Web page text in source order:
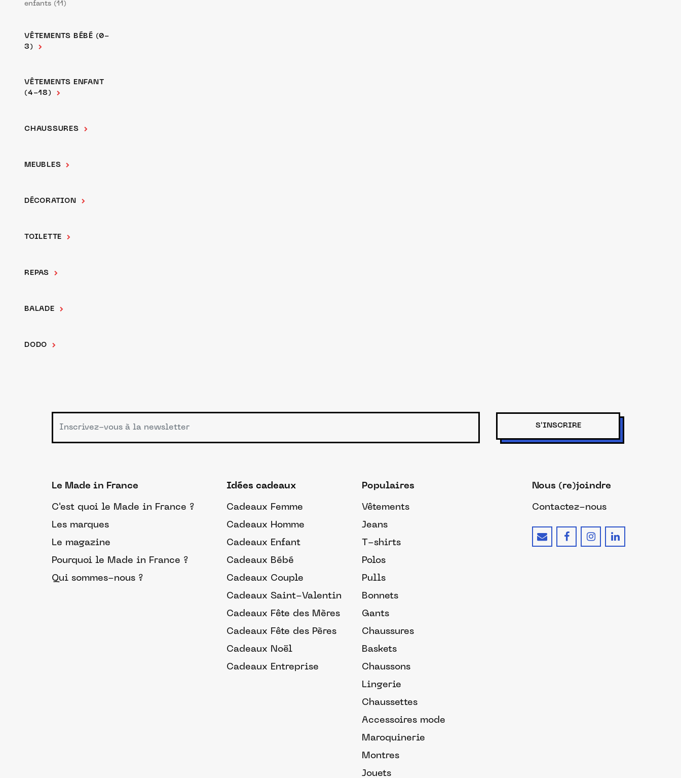
VÊTEMENTS BÉBÉ (0-
3)
VÊTEMENTS ENFANT
(4-18)
CHAUSSURES
enfants (11)
MEUBLES
DÉCORATION
TOILETTE
REPAS
BALADE
DODO
S'INSCRIRE
Le Made in France
C'est quoi le Made in France ?
Les marques
Le magazine
Pourquoi le Made in France ?
Qui sommes-nous ?
Idées cadeaux
Cadeaux Femme
Cadeaux Homme
Cadeaux Enfant
Cadeaux Bébé
Cadeaux Couple
Cadeaux Saint-Valentin
Cadeaux Fête des Mères
Cadeaux Fête des Pères
Cadeaux Noël
Cadeaux Entreprise
Populaires
Vêtements
Jeans
T-shirts
Polos
Pulls
Bonnets
Gants
Chaussures
Baskets
Chaussons
Lingerie
Chaussettes
Accessoires mode
Maroquinerie
Montres
Jouets
Nous (re)joindre
Contactez-nous